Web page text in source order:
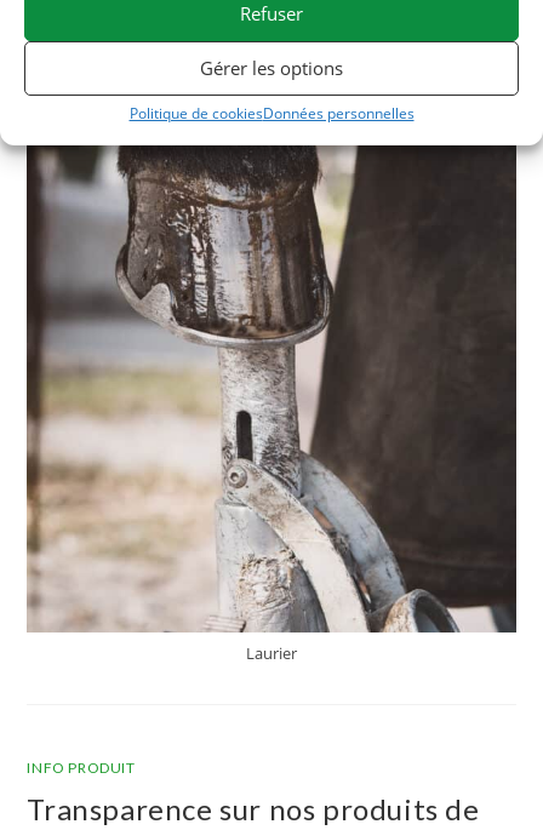
Refuser
Gérer les options
Politique de cookiesDonnées personnelles
Laurier
INFO PRODUIT
Transparence sur nos produits de